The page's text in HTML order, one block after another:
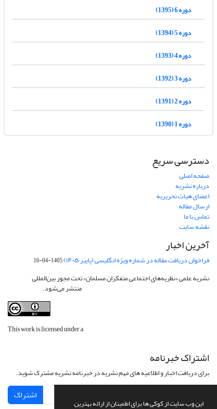
این وب سایت از کوکی ها برای اطمینان از ارائه بهترین
دوره 6 (1395)
دوره 5 (1394)
دوره 4 (1393)
دوره 3 (1392)
دوره 2 (1391)
دوره 1 (1390)
دسترسی سریع
صفحه اصلی
درباره نشریه
اعضای هیات تحریریه
ارسال مقاله
تماس با ما
نقشه سایت
آخرین اخبار
فراخوان دریافت مقاله در شماره ویژه انگلیسی (پاییز ۱۴۰۵) 1405-04-16
نشریه علمی «نظریه‌های اجتماعی متفکران مسلمان» تحت مجوز بین‌المللی
منتشر می‌شود.
This work is licensed under a
اشتراک خبرنامه
برای دریافت اخبار و اطلاعیه های مهم نشریه در خبرنامه نشریه مشترک شوید.
اشتراک